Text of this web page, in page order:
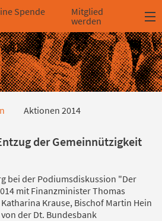
springen
springen
springen
Spende
Mitglied
werden
Aktionen 2014
der Gemeinnützigkeit
bei der Podiumsdiskussion "Der
mit Finanzminister Thomas
Krause, Bischof Martin Hein
der Dt. Bundesbank